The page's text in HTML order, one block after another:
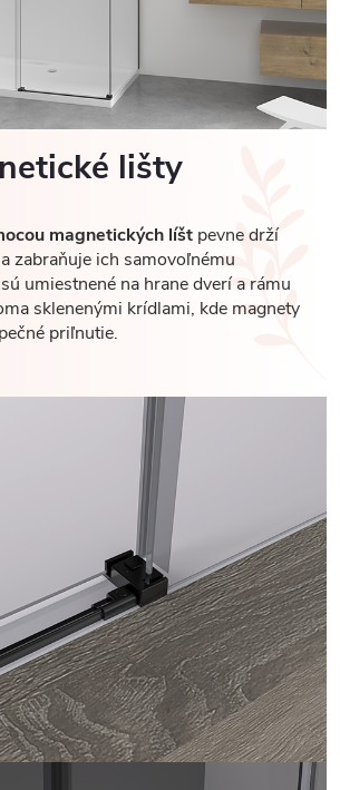
lišty
magnetických líšt pevne drží
zabraňuje ich samovoľnému
umiestnené na hrane dverí a rámu
sklenenými krídlami, kde magnety
priľnutie.